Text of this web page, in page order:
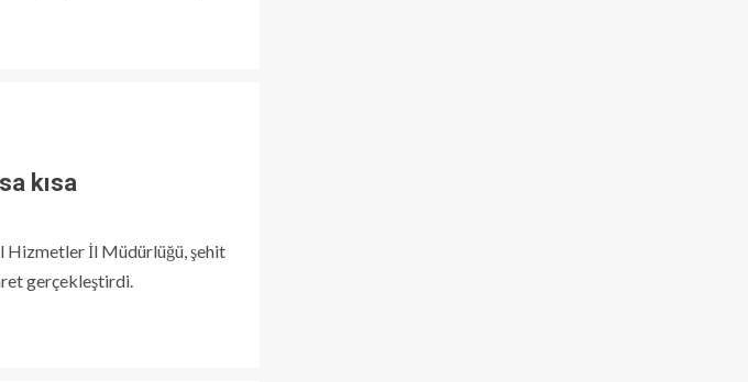
kısa
Hizmetler İl Müdürlüğü, şehit
gerçekleştirdi.